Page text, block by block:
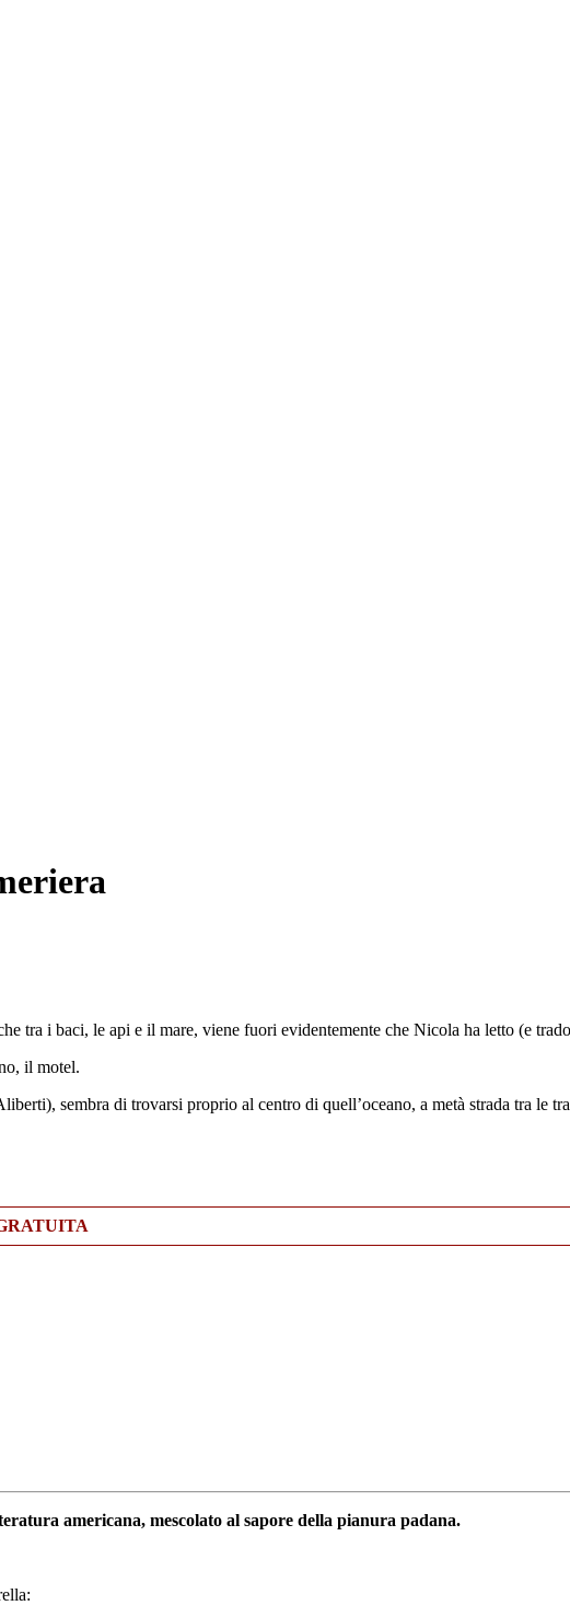
tra i baci, le api e il mare, viene fuori evidentemente che Nicola ha letto (e
il motel.
sembra di trovarsi proprio al centro di quell’oceano, a metà strada tra le
americana, mescolato al sapore della pianura padana.